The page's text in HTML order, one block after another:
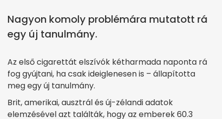
Nagyon komoly problémára mutatott rá
egy új tanulmány.
Az első cigarettát elszívók kétharmada naponta rá
fog gyújtani, ha csak ideiglenesen is – állapította
meg egy új tanulmány.
Brit, amerikai, ausztrál és új-zélandi adatok
elemzésével azt találták, hogy az emberek 60.3